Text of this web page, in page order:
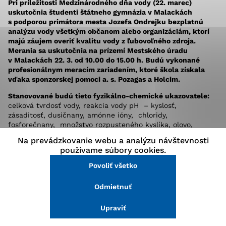
Pri príležitosti Medzinárodného dňa vody (22. marec)
uskutočnia študenti štátneho gymnázia v Malackách
s podporou primátora mesta Jozefa Ondrejku bezplatnú
analýzu vody všetkým občanom alebo organizáciám, ktorí
majú záujem overiť kvalitu vody z ľubovoľného zdroja.
Merania sa uskutočnia na prízemí Mestského úradu
v Malackách 22. 3. od 10.00 do 15.00 h. Budú vykonané
profesionálnym meracím zariadením, ktoré škola získala
vďaka sponzorskej pomoci a. s. Pozagas a Holcim.
Stanovované budú tieto fyzikálno-chemické ukazovatele:
celková tvrdosť vody, reakcia vody pH – kyslosť,
zásaditosť, dusičnany, amónne ióny, chloridy,
fosforečnany, množstvo rozpusteného kyslíka, olovo,
Ako priniesť vodu na rozbor:
alebo PET fliaš, ktoré boli použité pre uchovávanie
sladených nápojov), fľaša musí byť dôkladne prepláchnutá
výtok od mechanických nečistôt, vodu ponechať odtiecť
stredným prúdom aspoň 3 minúty (v prípade domových
Na prevádzkovanie webu a analýzu návštevnosti
používame súbory cookies.
Povoliť všetko
Odmietnuť
Upraviť
stránke a prístup k zabezpečeným oblastiam webovej
stránky. Bez týchto súborov cookie nemôže web
správne fungovať.
Analytické cookies
Analytické cookies pomáhajú prevádzkovateľovi stránok
pochopiť, ako návštevníci stránok stránku používajú,
aby mohol stránky optimalizovať a ponúknuť im lepšiu
skúsenosť. Všetky dáta sa zbierajú anonymne a nie je
možné ich spojiť s konkrétnou osobou.
Povoliť všetko
Uložiť nastavenia
Viac informácií